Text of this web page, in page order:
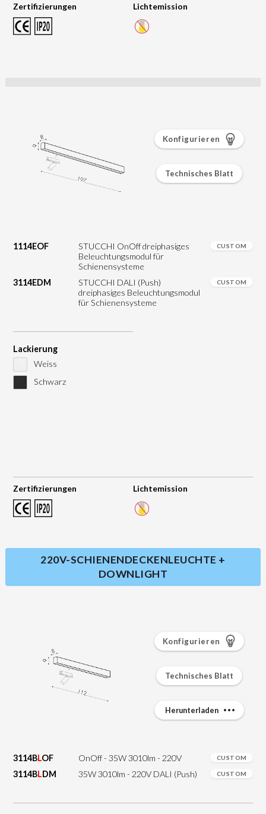
Zertifizierungen Lichtemission
1114EOF
STUCCHI OnOff dreiphasiges
Beleuchtungsmodul für
Schienensysteme
CUSTOM
3114EDM
STUCCHI DALI (Push)
dreiphasiges Beleuchtungsmodul
für Schienensysteme
CUSTOM
Lackierung
Weiss
Schwarz
Zertifizierungen Lichtemission
Konfigurieren
Technisches Blatt
220V-SCHIENENDECKENLEUCHTE +
DOWNLIGHT
3114BLOF OnOff - 35W 3010lm - 220V CUSTOM
3114BLDM 35W 3010lm - 220V DALI (Push) CUSTOM
Konfigurieren
Technisches Blatt
Herunterladen